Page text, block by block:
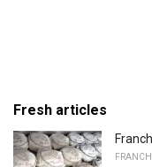
Fresh articles